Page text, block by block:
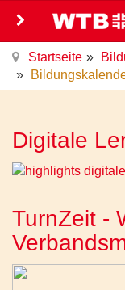
Startseite
Digitale
TurnZeit -